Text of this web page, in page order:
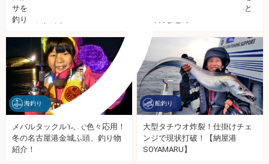
サを実力チェック！【大西満の
釣り全力投球】
釣る！エサ釣りで必要な道具と
海釣り
メバルタックル1本で色々応用！
冬の名古屋港金城ふ頭、釣り物
紹介！
船釣り
大型タチウオ炸裂！仕掛けチェ
ンジで現状打破！【納屋港
SOYAMARU】